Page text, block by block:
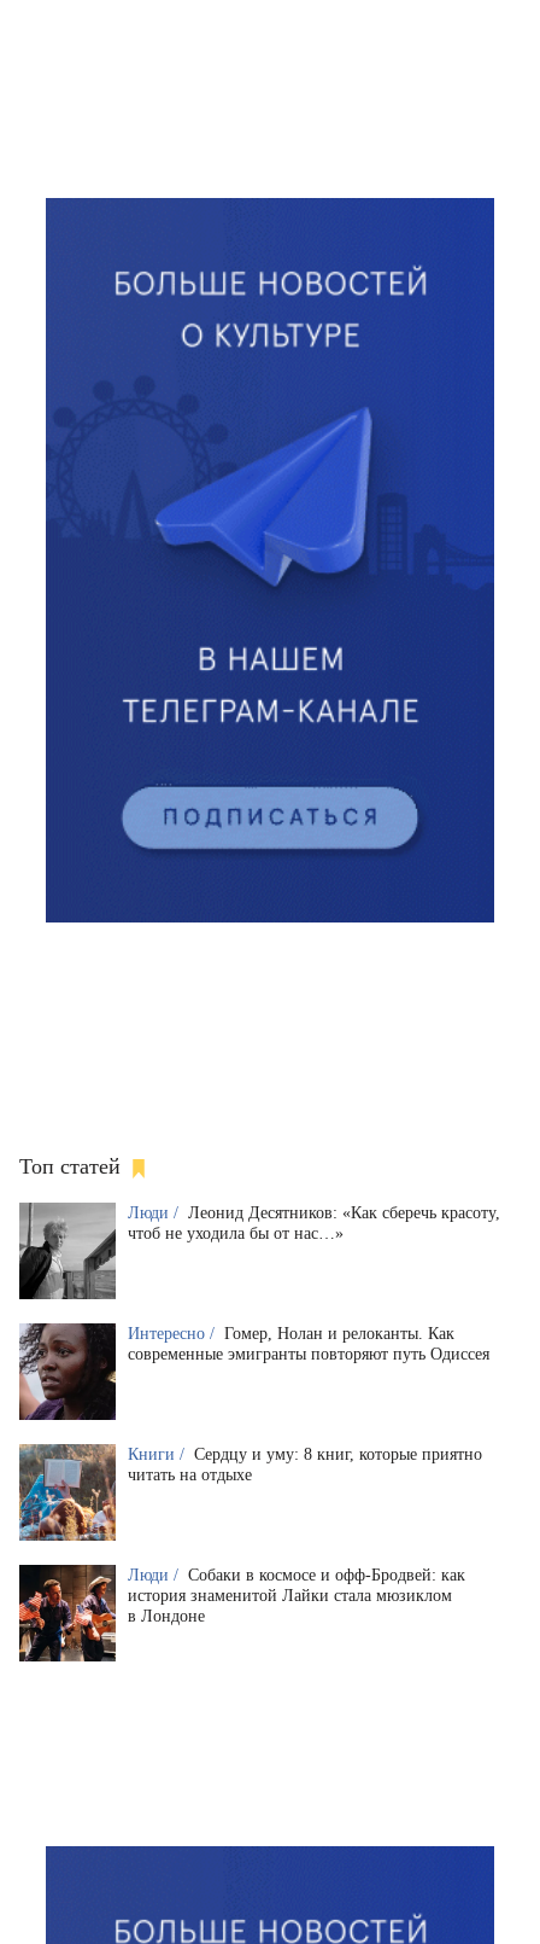
Топ статей
Люди / Леонид Десятников: «Как сберечь красоту,
чтоб не уходила бы от нас…»
Интересно / Гомер, Нолан и релоканты. Как
современные эмигранты повторяют путь Одиссея
Книги / Сердцу и уму: 8 книг, которые приятно
читать на отдыхе
Люди / Собаки в космосе и офф-Бродвей: как
история знаменитой Лайки стала мюзиклом
в Лондоне